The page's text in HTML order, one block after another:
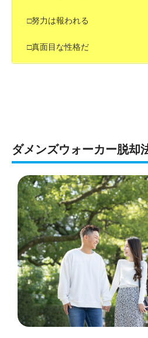
□努力は報われる
□真面目な性格だ
ダメンズウォーカー脱却